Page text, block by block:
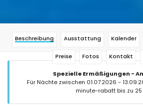
Beschreibung Ausstattung Kalender
Preise Fotos Kontakt
Spezielle Ermäßigungen -
Für Nächte zwischen 01.07.2026 -
minute-rabatt bis zu 25